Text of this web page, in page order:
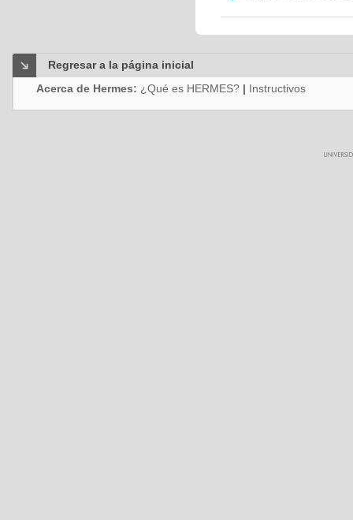
Regresar a la página inicial
Acerca de Hermes: ¿Qué es HERMES? | Instructivos